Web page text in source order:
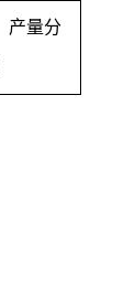
产量分